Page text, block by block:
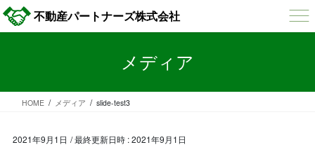
コ
ン
テ
ス
ナ
ビ
ゲ
ン
不動産パートナーズ株式会社
メディア
HOME メディア slide-test3
2021年9月1日 / 最終更新日時 :2021年9月1日